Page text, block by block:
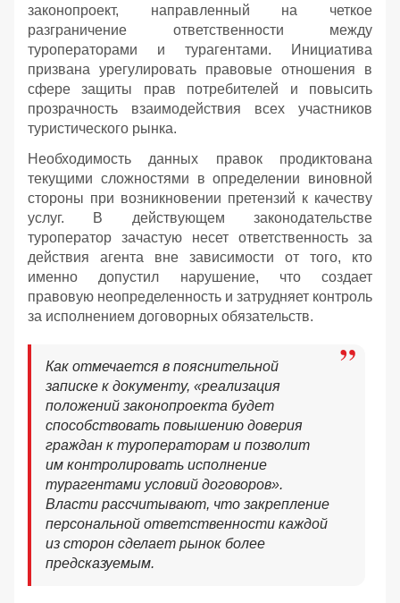
законопроект, направленный на четкое
разграничение ответственности между
туроператорами и турагентами. Инициатива
призвана урегулировать правовые отношения в
сфере защиты прав потребителей и повысить
прозрачность взаимодействия всех участников
туристического рынка.
Необходимость данных правок продиктована
текущими сложностями в определении виновной
стороны при возникновении претензий к качеству
услуг. В действующем законодательстве
туроператор зачастую несет ответственность за
действия агента вне зависимости от того, кто
именно допустил нарушение, что создает
правовую неопределенность и затрудняет контроль
за исполнением договорных обязательств.
Как отмечается в пояснительной
записке к документу, «реализация
положений законопроекта будет
способствовать повышению доверия
граждан к туроператорам и позволит
им контролировать исполнение
турагентами условий договоров».
Власти рассчитывают, что закрепление
персональной ответственности каждой
из сторон сделает рынок более
предсказуемым.